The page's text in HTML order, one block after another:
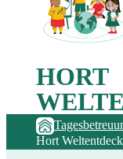
HORT
Hort